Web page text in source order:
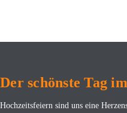
Der schönste Tag
Hochzeitsfeiern sind uns eine